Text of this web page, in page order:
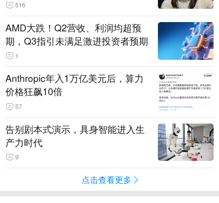
516
AMD大跌！Q2营收、利润均超预
期，Q3指引未满足激进投资者预期
1
Anthropic年入1万亿美元后，算力
价格狂飙10倍
57
告别剧本式演示，具身智能进入生
产力时代
9
点击查看更多